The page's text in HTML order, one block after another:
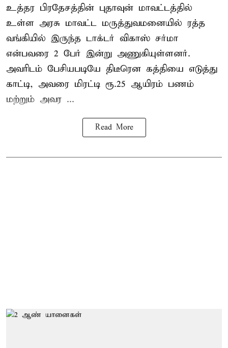
உத்தர பிரதேசத்தின் புதாவுன் மாவட்டத்தில்
உள்ள அரசு மாவட்ட மருத்துவமனையில் ரத்த
வங்கியில் இருந்த டாக்டர் விகாஸ் சர்மா
என்பவரை 2 பேர் இன்று அணுகியுள்ளனர்.
அவரிடம் பேசியபடியே திடீரென கத்தியை எடுத்து
காட்டி, அவரை மிரட்டி ரூ.25 ஆயிரம் பணம்
மற்றும் அவர ...
Read More